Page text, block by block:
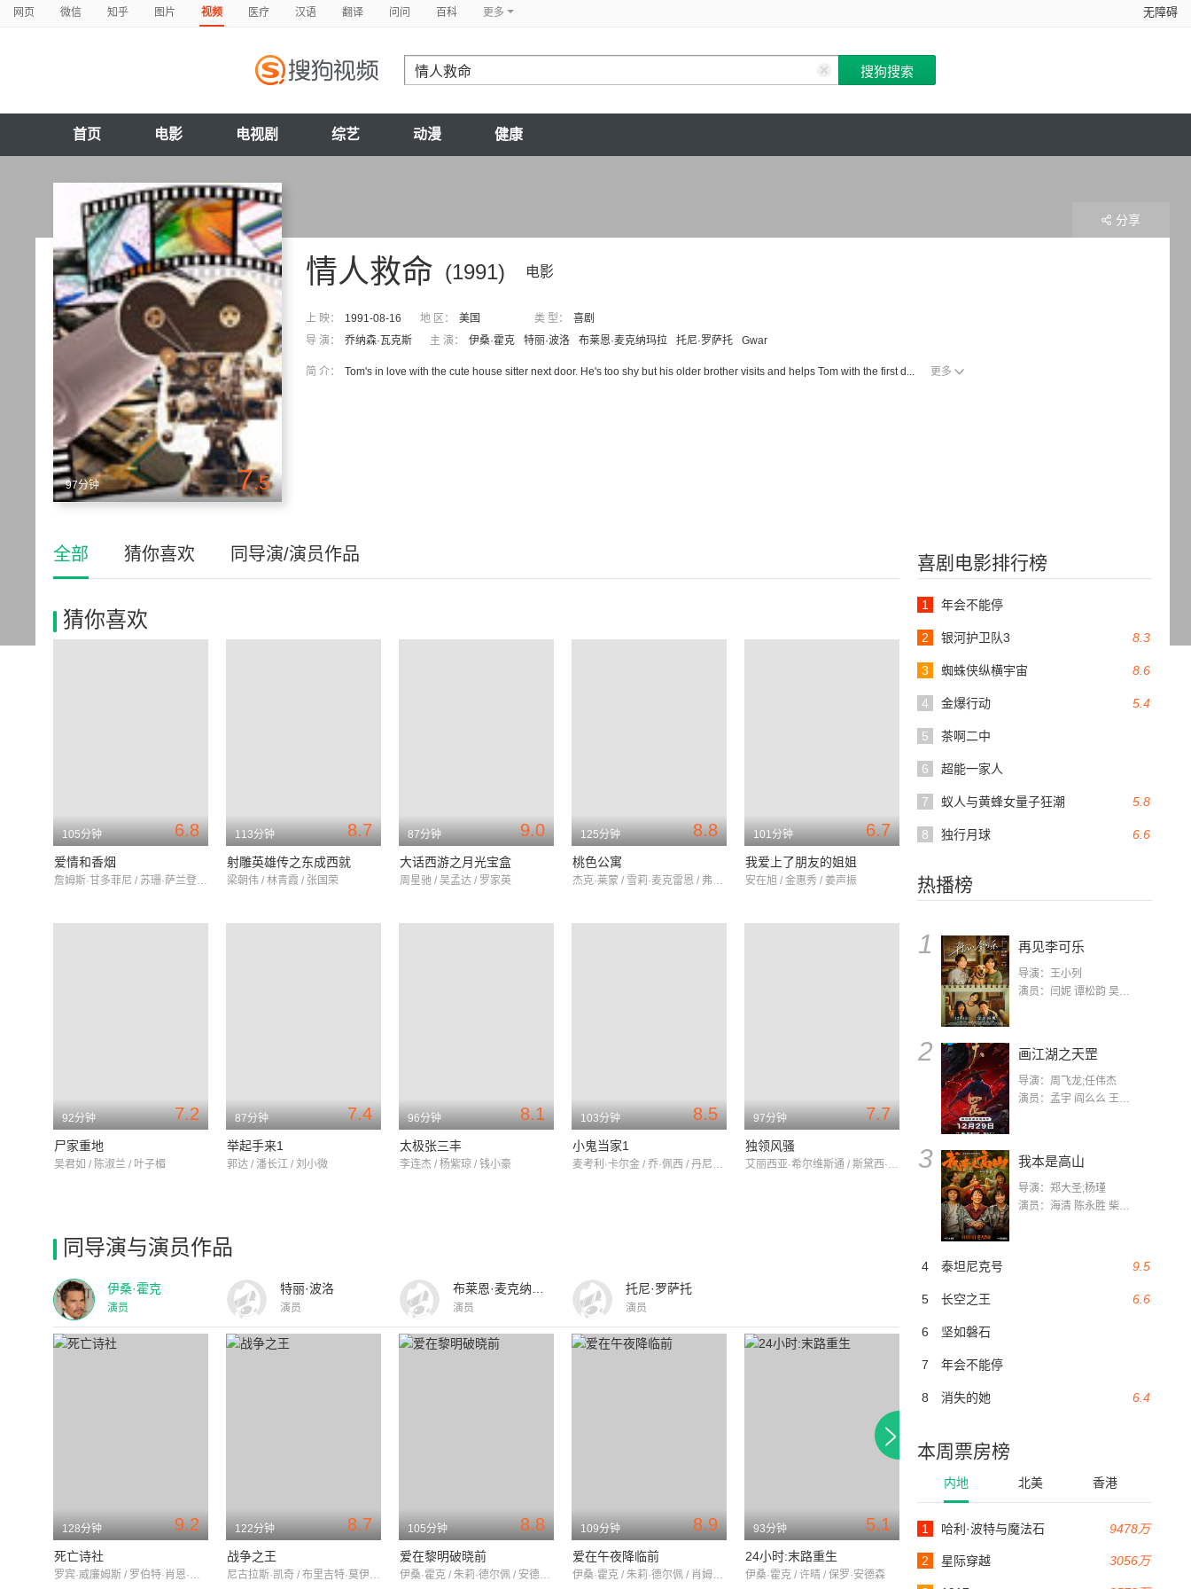
网页 微信 知乎 图片 视频 医疗 汉语 翻译 问问 百科 更多 无障碍
首页 电影 电视剧 综艺 动漫 健康
97分钟 7.5
(1991) 电影
情人救命
上 映： 1991-08-16 地 区： 美国 类 型：
喜剧
导 演：
乔纳森·瓦克斯 主 演： 伊桑·霍克 特丽·波洛 布莱恩·麦克纳玛拉 托尼·罗萨托 Gwar
简 介： Tom's in love with the cute house sitter next door. He's too shy but his older brother visits and helps Tom with the first d... 更多
分享
喜剧电影排行榜
1 年会不能停
8.3
2 银河护卫队3
8.6
3 蜘蛛侠纵横宇宙
5.4
4 金爆行动
5 茶啊二中
6 超能一家人
5.8
7 蚁人与黄蜂女量子狂潮
6.6
8 独行月球
热播榜
1 再见李可乐
导演：王小列
演员：闫妮 谭松韵 吴京 蒋龙 赵小棠 冯雷 李虎城 平安 小七 小可乐
2 画江湖之天罡
导演：周飞龙;任伟杰
演员：孟宇 阎么么 王凯 郭政建 阎萌萌 杨默 高枫 齐斯伽 刘芊含 马程
3 我本是高山
导演：郑大圣;杨瑾
演员：海清 陈永胜 柴烨 王玥婷 万国鹏 美朵达瓦 赵瑞婷 罗解艳 郭莉娜 潘家艳
9.5
4 泰坦尼克号
6.6
5 长空之王
6 坚如磐石
7 年会不能停
6.4
8 消失的她
本周票房榜
内地 北美 香港
9478万
1 哈利·波特与魔法石
3056万
2 星际穿越
全部 猜你喜欢 同导演/演员作品
猜你喜欢
6.8
105分钟
爱情和香烟
詹姆斯·甘多菲尼 / 苏珊·萨兰登 / 凯特·温斯莱特
8.7
113分钟
射雕英雄传之东成西就
梁朝伟 / 林青霞 / 张国荣
9.0
87分钟
大话西游之月光宝盒
周星驰 / 吴孟达 / 罗家英
8.8
125分钟
桃色公寓
杰克·莱蒙 / 雪莉·麦克雷恩 / 弗莱德·麦克莫瑞
6.7
101分钟
我爱上了朋友的姐姐
安在旭 / 金惠秀 / 姜声振
7.2
92分钟
尸家重地
吴君如 / 陈淑兰 / 叶子楣
7.4
87分钟
举起手来1
郭达 / 潘长江 / 刘小微
8.1
96分钟
太极张三丰
李连杰 / 杨紫琼 / 钱小豪
8.5
103分钟
小鬼当家1
麦考利·卡尔金 / 乔·佩西 / 丹尼尔·斯特恩
7.7
97分钟
独领风骚
艾丽西亚·希尔维斯通 / 斯黛西·达什 / 布莱特妮·墨菲
同导演与演员作品
伊桑·霍克
演员
特丽·波洛
演员 演员
托尼·罗萨托
演员
9.2
128分钟
死亡诗社
罗宾·威廉姆斯 / 罗伯特·肖恩·莱纳德 / 伊桑·霍克
8.7
122分钟
战争之王
尼古拉斯·凯奇 / 布里吉特·莫伊纳汉 / 杰瑞德·莱托
8.8
105分钟
爱在黎明破晓前
伊桑·霍克 / 朱莉·德尔佩 / 安德莉亚·埃克特
8.9
109分钟
爱在午夜降临前
伊桑·霍克 / 朱莉·德尔佩 / 肖姆斯·戴维-菲茨帕特里克
5.1
93分钟
24小时:末路重生
伊桑·霍克 / 许晴 / 保罗·安德森
8.8
106分钟
千钧一发
137分钟
星际特工:千星之